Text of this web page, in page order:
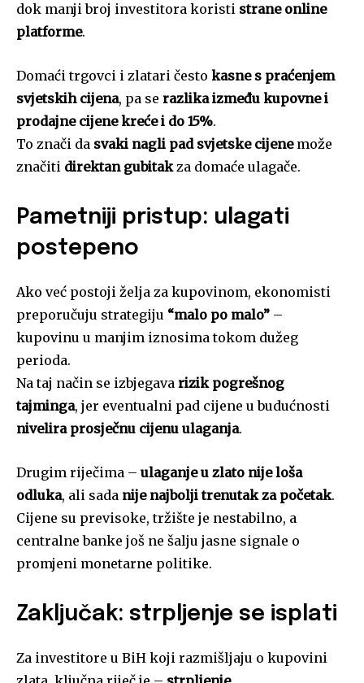
dok manji broj investitora koristi strane online
platforme.
Domaći trgovci i zlatari često kasne s praćenjem
svjetskih cijena, pa se razlika između kupovne i
prodajne cijene kreće i do 15%.
To znači da svaki nagli pad svjetske cijenemože
značiti direktan gubitakza domaće ulagače.
Pametniji pristup: ulagati
postepeno
Ako već postoji želja za kupovinom, ekonomisti
preporučuju strategiju “malo po malo” –
kupovinu u manjim iznosima tokom dužeg
perioda.
Na taj način se izbjegava rizik pogrešnog
tajminga, jer eventualni pad cijene u budućnosti
nivelira prosječnu cijenu ulaganja.
Drugim riječima – ulaganje u zlato nije loša
odluka, ali sada nije najbolji trenutak za početak.
Cijene su previsoke, tržište je nestabilno, a
centralne banke još ne šalju jasne signale o
promjeni monetarne politike.
Zaključak: strpljenje se isplati
Za investitore u BiH koji razmišljaju o kupovini